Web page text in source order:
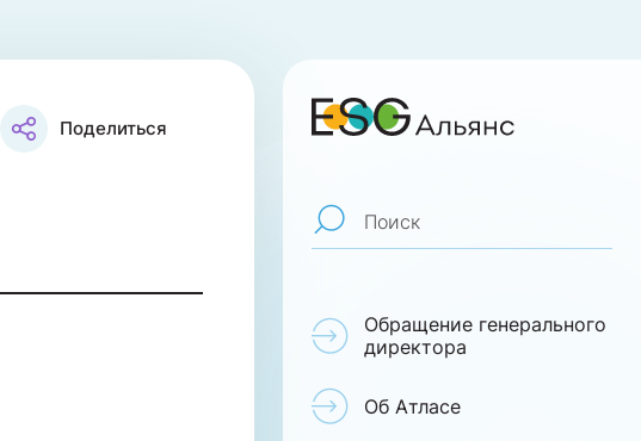
Поиск
Обращение генерального
директора
Об Атласе
Поделиться